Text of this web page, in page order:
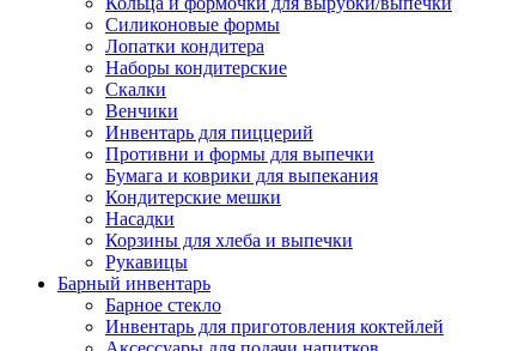
Силиконовые формы
Лопатки кондитера
Наборы кондитерские
Скалки
Венчики
Инвентарь для пиццерий
Противни и формы для выпечки
Бумага и коврики для выпекания
Кондитерские мешки
Насадки
Корзины для хлеба и выпечки
Рукавицы
Барный инвентарь
Барное стекло
Инвентарь для приготовления коктейлей